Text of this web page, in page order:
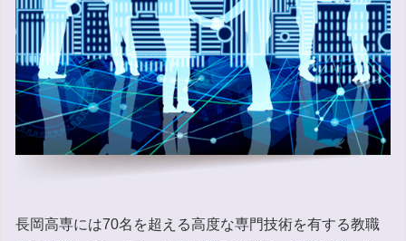
長岡高専には70名を超える高度な専門技術を有する教職